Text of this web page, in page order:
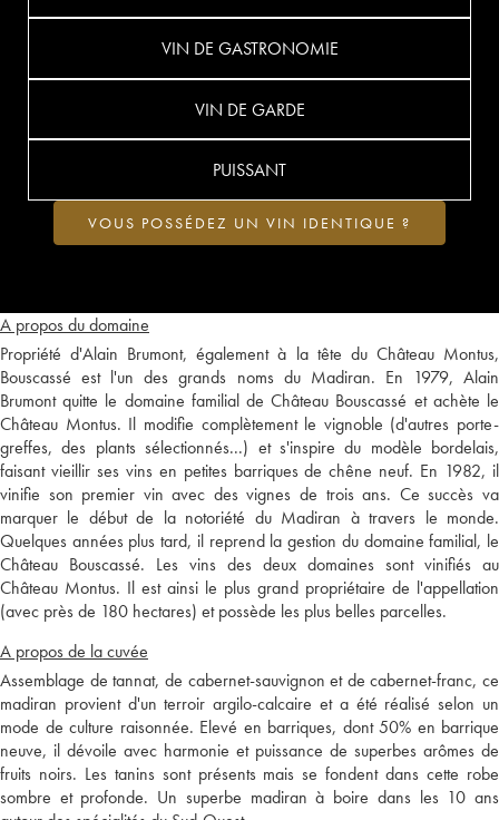
A propos du domaine
Propriété d'Alain Brumont, également à la tête du Château Montus,
Bouscassé est l'un des grands noms du Madiran. En 1979, Alain
Brumont quitte le domaine familial de Château Bouscassé et achète le
Château Montus. Il modifie complètement le vignoble (d'autres porte-
greffes, des plants sélectionnés...) et s'inspire du modèle bordelais,
faisant vieillir ses vins en petites barriques de chêne neuf. En 1982, il
vinifie son premier vin avec des vignes de trois ans. Ce succès va
marquer le début de la notoriété du Madiran à travers le monde.
Quelques années plus tard, il reprend la gestion du domaine familial, le
Château Bouscassé. Les vins des deux domaines sont vinifiés au
Château Montus. Il est ainsi le plus grand propriétaire de l'appellation
(avec près de 180 hectares) et possède les plus belles parcelles.
A propos de la cuvée
Assemblage de tannat, de cabernet-sauvignon et de cabernet-franc, ce
madiran provient d'un terroir argilo-calcaire et a été réalisé selon un
mode de culture raisonnée. Elevé en barriques, dont 50% en barrique
neuve, il dévoile avec harmonie et puissance de superbes arômes de
fruits noirs. Les tanins sont présents mais se fondent dans cette robe
sombre et profonde. Un superbe madiran à boire dans les 10 ans
VIN DE GASTRONOMIE
VIN DE GARDE
PUISSANT
VOUS POSSÉDEZ UN VIN IDENTIQUE ?